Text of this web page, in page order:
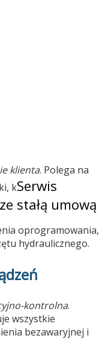
klienta. Polega na
kSerwis
stałą umową
oprogramowania,
hydraulicznego.
kontrolna.
wszystkie
bezawaryjnej i